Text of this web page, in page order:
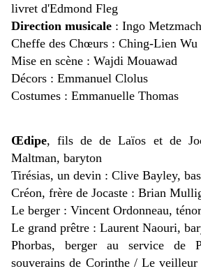
livret d'Edmond Fleg
Direction musicale : Ingo
Cheffe des Chœurs : Ching-Lien Wu
Mise en scène : Wajdi Mouawad
Décors : Emmanuel Clolus
Costumes : Emmanuelle Thomas
Œdipe, fils de de Laïos et de
Maltman, baryton
Tirésias, un devin : Clive Bayley,
Créon, frère de Jocaste : Brian
Le berger : Vincent Ordonneau, ténor
Le grand prêtre : Laurent Naouri,
Phorbas, berger au service de
souverains de Corinthe / Le